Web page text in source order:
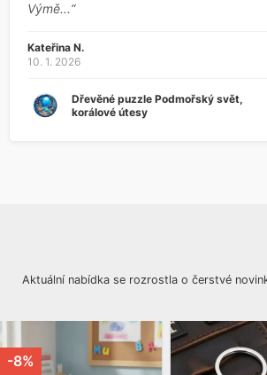
Výmě...“
Kateřina N.
10. 1. 2026
Dřevěné puzzle Podmořský svět,
korálové útesy
Aktuální nabídka se rozrostla o čerstvé
-8%